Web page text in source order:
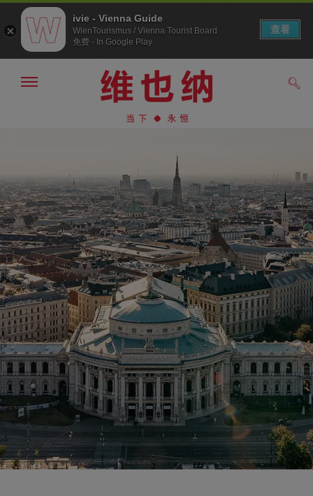
显
ivie - Vienna Guide
WienTourismus / Vienna Tourist Board
免费 - In Google Play
查看